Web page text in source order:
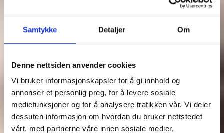
Samtykke Detaljer Om
Denne nettsiden anvender cookies
Vi bruker informasjonskapsler for å gi innhold og
annonser et personlig preg, for å levere sosiale
mediefunksjoner og for å analysere trafikken vår. Vi deler
dessuten informasjon om hvordan du bruker nettstedet
vårt, med partnerne våre innen sosiale medier,